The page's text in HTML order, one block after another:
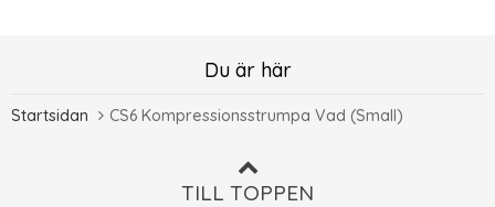
Du är här
Startsidan CS6 Kompressionsstrumpa Vad (Small)
TILL TOPPEN